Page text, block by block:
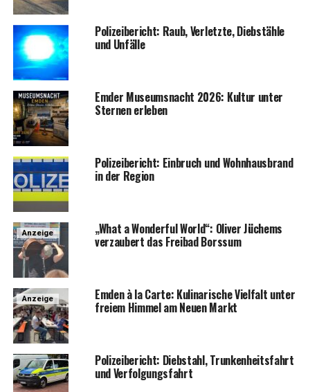
Poli­zei­be­richt: Raub, Ver­letz­te, Dieb­stäh­le
und Unfälle
Emder Muse­ums­nacht 2026: Kul­tur unter
Ster­nen erleben
Poli­zei­be­richt: Ein­bruch und Wohn­haus­brand
in der Region
Anzeige „What a Won­derful World“: Oli­ver Jüchems
ver­zau­bert das Frei­bad Borssum
Anzeige Emden à la Car­te: Kuli­na­ri­sche Viel­falt unter
frei­em Him­mel am Neu­en Markt
Poli­zei­be­richt: Dieb­stahl, Trun­ken­heits­fahrt
und Verfolgungsfahrt